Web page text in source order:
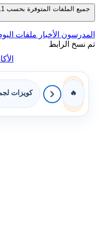
المدرسون الأخبار ملفات
تم نسخ الرابط
🔥 كويزات